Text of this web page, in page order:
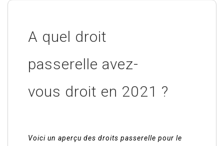
A quel droit
passerelle avez-
vous droit en 2021 ?
Voici un aperçu des droits passerelle pour le